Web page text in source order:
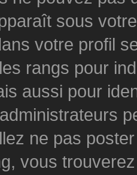
sous
votre profil
rangs pour
aussi pour
ne pas
vous